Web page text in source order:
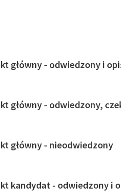
główny - odwiedzony i
główny - odwiedzony,
główny - nieodwiedzony
kandydat - odwiedzony i